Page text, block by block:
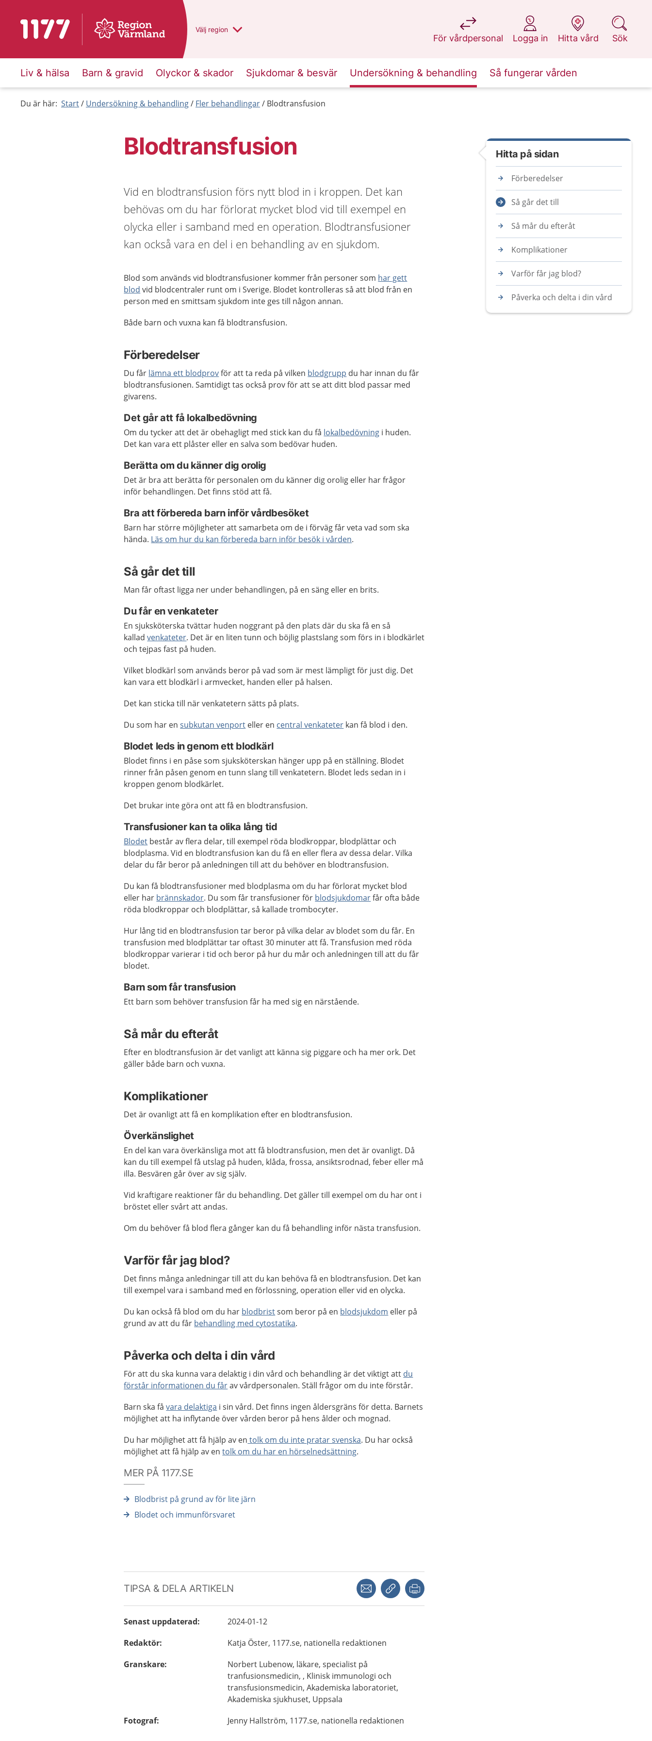
Till startsidan för 1177 Du har valt region
Välj en annan
region
För vårdpersonal
på 1177.se
Logga in
på 1177.se
Hitta vård
på 1177.se
Sök
på 1177.se
Liv & hälsa Barn & gravid Olyckor & skador Sjukdomar & besvär Undersökning & behandling Så fungerar vården
Du är här: Start Undersökning & behandling Fler behandlingar Blodtransfusion
Blodtransfusion
Vid en blodtransfusion förs nytt blod in i kroppen. Det kan
behövas om du har förlorat mycket blod vid till exempel en
olycka eller i samband med en operation. Blodtransfusioner
kan också vara en del i en behandling av en sjukdom.
Blod som används vid blodtransfusioner kommer från personer som har gett
blod vid blodcentraler runt om i Sverige. Blodet kontrolleras så att blod från en
person med en smittsam sjukdom inte ges till någon annan.
Både barn och vuxna kan få blodtransfusion.
Förberedelser
Du får lämna ett blodprovför att ta reda på vilken blodgrupp du har innan du får
blodtransfusionen. Samtidigt tas också prov för att se att ditt blod passar med
givarens.
Det går att få lokalbedövning
Om du tycker att det är obehagligt med stick kan du få lokalbedövning i huden.
Det kan vara ett plåster eller en salva som bedövar huden.
Berätta om du känner dig orolig
Det är bra att berätta för personalen om du känner dig orolig eller har frågor
inför behandlingen. Det finns stöd att få.
Bra att förbereda barn inför vårdbesöket
Barn har större möjligheter att samarbeta om de i förväg får veta vad som ska
hända. Läs om hur du kan förbereda barn inför besök i vården.
Så går det till
Man får oftast ligga ner under behandlingen, på en säng eller en brits.
Du får en venkateter
En sjuksköterska tvättar huden noggrant på den plats där du ska få en så
kalladvenkateter. Det är en liten tunn och böjlig plastslang som förs in i blodkärlet
och tejpas fast på huden.
Vilket blodkärl som används beror på vad som är mest lämpligt för just dig. Det
kan vara ett blodkärl i armvecket, handen eller på halsen.
Det kan sticka till när venkatetern sätts på plats.
Du som har ensubkutan venport eller en central venkateter kan få blod i den.
Blodet leds in genom ett blodkärl
Blodet finns i en påse som sjuksköterskan hänger upp på en ställning. Blodet
rinner från påsen genom en tunn slang till venkatetern. Blodet leds sedan in i
kroppen genom blodkärlet.
Det brukar inte göra ont att få en blodtransfusion.
Transfusioner kan ta olika lång tid
Blodet består av flera delar, till exempel röda blodkroppar, blodplättar och
blodplasma. Vid en blodtransfusion kan du få en eller flera av dessa delar. Vilka
delar du får beror på anledningen till att du behöver en blodtransfusion.
Du kan få blodtransfusioner med blodplasma om du har förlorat mycket blod
eller har brännskador. Du som får transfusioner för blodsjukdomarfår ofta både
röda blodkroppar och blodplättar, så kallade trombocyter.
Hur lång tid en blodtransfusion tar beror på vilka delar av blodet som du får. En
transfusion med blodplättar tar oftast 30 minuter att få. Transfusion med röda
blodkroppar varierar i tid och beror på hur du mår och anledningen till att du får
blodet.
Barn som får transfusion
Ett barn som behöver transfusion får ha med sig en närstående.
Så mår du efteråt
Efter en blodtransfusion är det vanligt att känna sig piggare och ha mer ork. Det
gäller både barn och vuxna.
Komplikationer
Det är ovanligt att få en komplikation efter en blodtransfusion.
Överkänslighet
En del kan vara överkänsliga mot att få blodtransfusion, men det är ovanligt. Då
kan du till exempel få utslag på huden, klåda, frossa, ansiktsrodnad, feber eller må
illa. Besvären går över av sig själv.
Vid kraftigare reaktioner får du behandling. Det gäller till exempel om du har ont i
bröstet eller svårt att andas.
Om du behöver få blod flera gånger kan du få behandling inför nästa transfusion.
Varför får jag blod?
Det finns många anledningar till att du kan behöva få en blodtransfusion. Det kan
till exempel vara i samband med en förlossning, operation eller vid en olycka.
Du kan också få blod om du har blodbristsom beror på en blodsjukdom eller på
grund av att du får behandling med cytostatika.
Påverka och delta i din vård
För att du ska kunna vara delaktig i din vård och behandling är det viktigt att du
förstår informationen du fårav vårdpersonalen. Ställ frågor om du inte förstår.
Barn ska fåvara delaktiga i sin vård. Det finns ingen åldersgräns för detta. Barnets
möjlighet att ha inflytande över vården beror på hens ålder och mognad.
Du har möjlighet att få hjälp av en tolk om du inte pratar svenska. Du har också
möjlighet att få hjälp av entolk om du har en hörselnedsättning.
MER PÅ 1177.SE
Blodbrist på grund av för lite järn
Blodet och immunförsvaret
TIPSA & DELA ARTIKELN Dela via mejlKopiera länk
Senast uppdaterad:
2024-01-12
Redaktör: Katja Öster, 1177.se, nationella redaktionen
Granskare: Norbert Lubenow, läkare, specialist på
tranfusionsmedicin, , Klinisk immunologi och
transfusionsmedicin, Akademiska laboratoriet,
Akademiska sjukhuset, Uppsala
Fotograf: Jenny Hallström, 1177.se, nationella redaktionen
Hitta på sidan
Förberedelser
Så går det till
Så mår du efteråt
Komplikationer
Varför får jag blod?
Påverka och delta i din vård